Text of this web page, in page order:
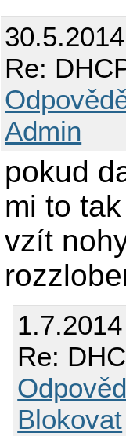
Re:
Admin
pokud
mi to
vzít
Re:
Blokovat